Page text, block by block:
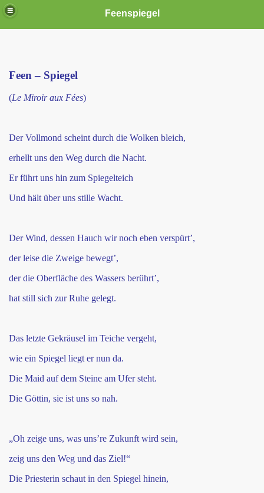
Feenspiegel
Feen – Spiegel
(Le Miroir aux Fées)
Der Vollmond scheint durch die Wolken bleich,
erhellt uns den Weg durch die Nacht.
Er führt uns hin zum Spiegelteich
Und hält über uns stille Wacht.
Der Wind, dessen Hauch wir noch eben verspürt’,
der leise die Zweige bewegt’,
der die Oberfläche des Wassers berührt’,
hat still sich zur Ruhe gelegt.
Das letzte Gekräusel im Teiche vergeht,
wie ein Spiegel liegt er nun da.
Die Maid auf dem Steine am Ufer steht.
Die Göttin, sie ist uns so nah.
„Oh zeige uns, was uns’re Zukunft wird sein,
zeig uns den Weg und das Ziel!“
Die Priesterin schaut in den Spiegel hinein,